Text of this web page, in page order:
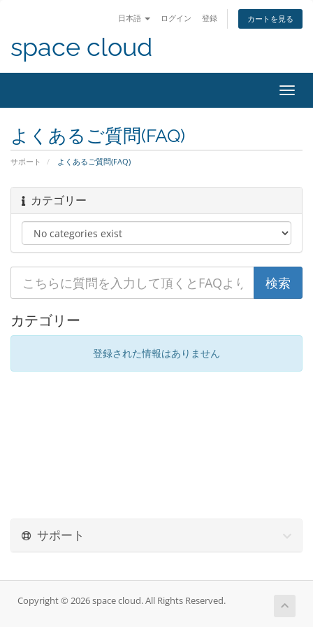
日本語 ログイン 登録 カートを見る
space cloud
よくあるご質問(FAQ)
サポート よくあるご質問(FAQ)
カテゴリー
カテゴリー
登録された情報はありません
サポート
Copyright © 2026 space cloud. All Rights Reserved.